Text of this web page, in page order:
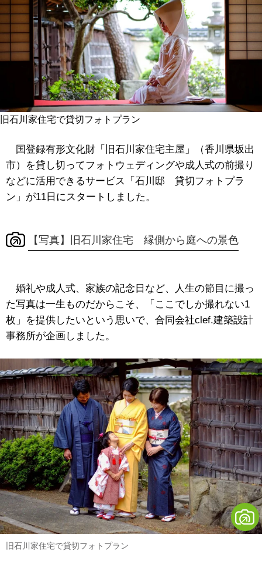
旧石川家住宅で貸切フォトプラン
国登録有形文化財「旧石川家住宅主屋」（香川県坂出
市）を貸し切ってフォトウェディングや成人式の前撮り
などに活用できるサービス「石川邸 貸切フォトプラ
ン」が11日にスタートしました。
【写真】旧石川家住宅 縁側から庭への景色
婚礼や成人式、家族の記念日など、人生の節目に撮っ
た写真は一生ものだからこそ、「ここでしか撮れない1
枚」を提供したいという思いで、合同会社clef.建築設計
事務所が企画しました。
旧石川家住宅で貸切フォトプラン